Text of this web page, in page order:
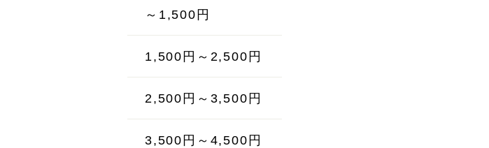
～1,500円
1,500円～2,500円
2,500円～3,500円
3,500円～4,500円